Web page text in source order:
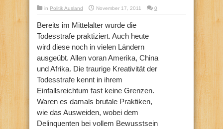
in Politik Ausland November 17, 2011 0
Bereits im Mittelalter wurde die
Todesstrafe praktiziert. Auch heute
wird diese noch in vielen Ländern
ausgeübt. Allen voran Amerika, China
und Afrika. Die traurige Kreativität der
Todesstrafe kennt in ihrem
Einfallsreichtum fast keine Grenzen.
Waren es damals brutale Praktiken,
wie das Ausweiden, wobei dem
Delinquenten bei vollem Bewusstsein